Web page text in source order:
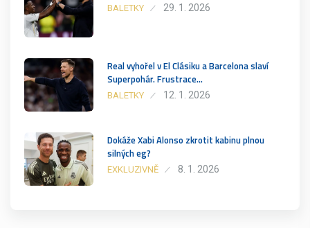
BALETKY 29. 1. 2026
Real vyhořel v El Clásiku a Barcelona slaví
Superpohár. Frustrace…
BALETKY 12. 1. 2026
Dokáže Xabi Alonso zkrotit kabinu plnou
silných eg?
EXKLUZIVNĚ 8. 1. 2026